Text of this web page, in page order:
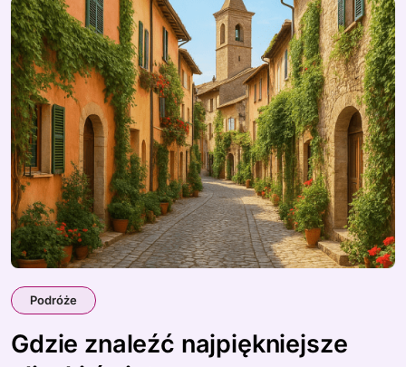
Podróże
Gdzie znaleźć najpiękniejsze